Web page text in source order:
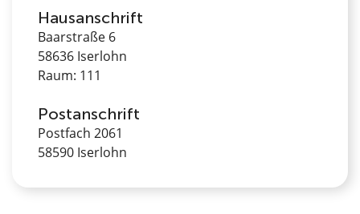
Hausanschrift
Baarstraße 6
58636 Iserlohn
Raum: 111
Postanschrift
Postfach 2061
58590 Iserlohn